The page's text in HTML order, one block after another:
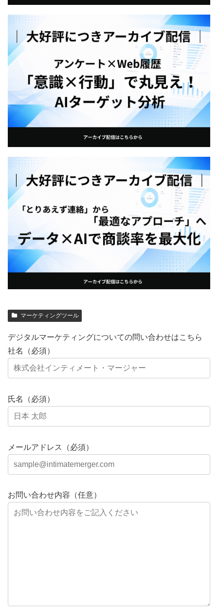
マーケティングツール
デジタルマーケティングについての問い合わせはこちら
社名（必須）
氏名（必須）
メールアドレス（必須）
お問い合わせ内容（任意）